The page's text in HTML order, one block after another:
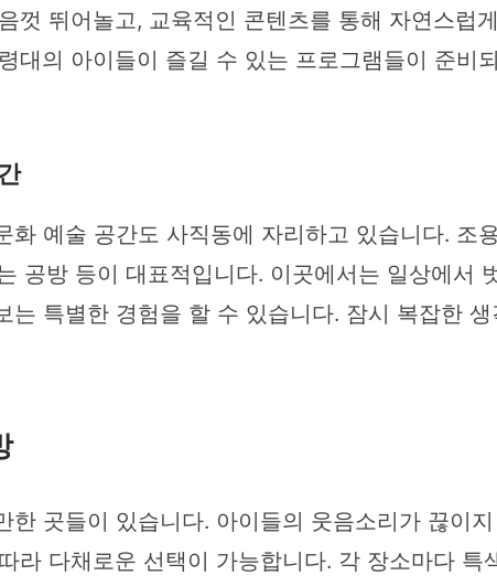
껏 뛰어놀고, 교육적인 콘텐츠를 통해 자연스럽
대의 아이들이 즐길 수 있는 프로그램들이 준비
화 예술 공간도 사직동에 자리하고 있습니다. 조
공방 등이 대표적입니다. 이곳에서는 일상에서
특별한 경험을 할 수 있습니다. 잠시 복잡한
곳들이 있습니다. 아이들의 웃음소리가 끊이
라 다채로운 선택이 가능합니다. 각 장소마다